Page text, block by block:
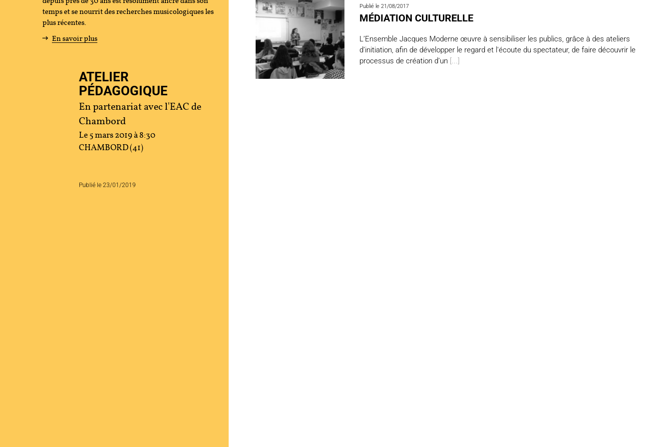
Presse Partenaires
temps et se nourrit des recherches musicologiques les
plus récentes.
En savoir plus
ATELIER
PÉDAGOGIQUE
En partenariat avec l'EAC de
Chambord
Le 5 mars 2019 à 8:30
CHAMBORD (41)
Publié le 23/01/2019
Publié le 21/08/2017
MÉDIATION CULTURELLE
L’Ensemble Jacques Moderne œuvre à sensibiliser les publics, grâce à des ateliers
d’initiation, afin de développer le regard et l'écoute du spectateur, de faire découvrir le
processus de création d’un [...]